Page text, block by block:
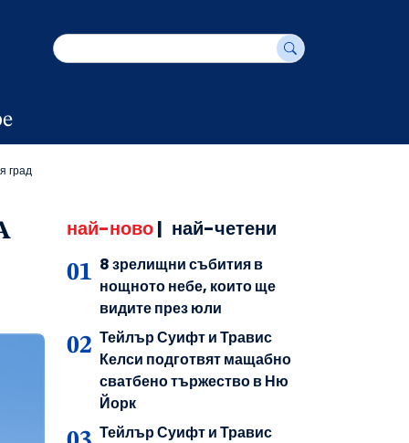
град
най-ново| най-четени
8 зрелищни събития в
нощното небе, които ще
видите през юли
Тейлър Суифт и Травис
Келси подготвят мащабно
сватбено тържество в Ню
Йорк
Тейлър Суифт и Травис